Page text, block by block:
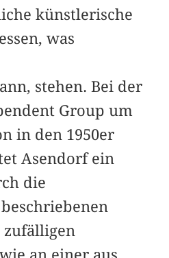
künstlerische
was
stehen. Bei der
Group um
in den 1950er
Asendorf ein
die
zufälligen
an einer aus